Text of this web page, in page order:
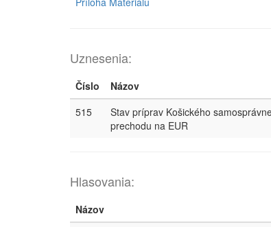
Uznesenia:
Číslo Názov
515
Stav príprav Košického
prechodu na EUR
Hlasovania:
Názov